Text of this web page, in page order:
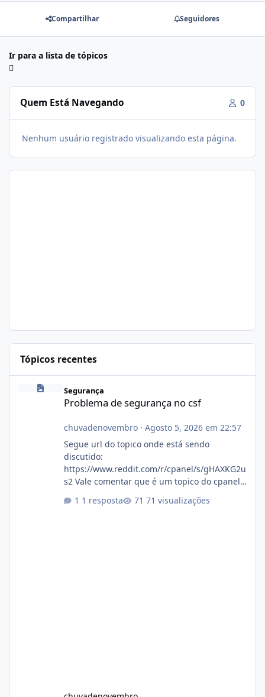
Compartilhar Seguidores
Ir para a lista de tópicos
Quem Está Navegando 0
Nenhum usuário registrado visualizando esta página.
Tópicos recentes
Problema de segurança no csf
Segurança
Problema de segurança no csf
chuvadenovembro· Agosto 5, 2026 em 22:57
Segue url do topico onde está sendo
discutido:
https://www.reddit.com/r/cpanel/s/gHAXKG2u
s2 Vale comentar que é um topico do cpanel...
1 resposta 71 visualizações